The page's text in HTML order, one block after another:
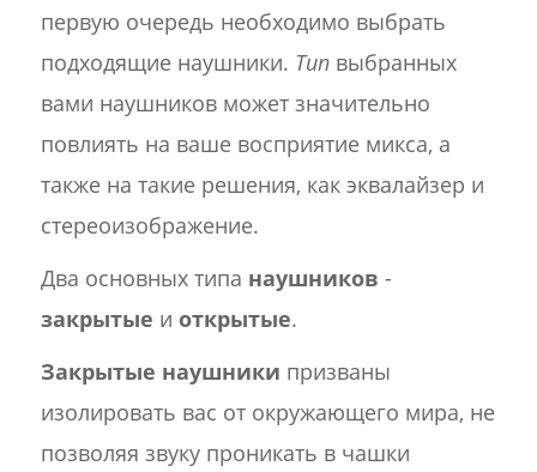
первую очередь необходимо выбрать
подходящие наушники. Типвыбранных
вами наушников может значительно
повлиять на ваше восприятие микса, а
также на такие решения, как эквалайзер и
стереоизображение.
Два основных типа наушников -
закрытые и открытые.
Закрытые наушники призваны
изолировать вас от окружающего мира, не
позволяя звуку проникать в чашки